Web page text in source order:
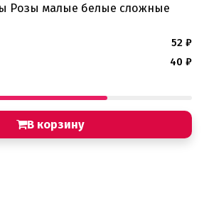
Розы малые белые сложные
52 ₽
40 ₽
В корзину